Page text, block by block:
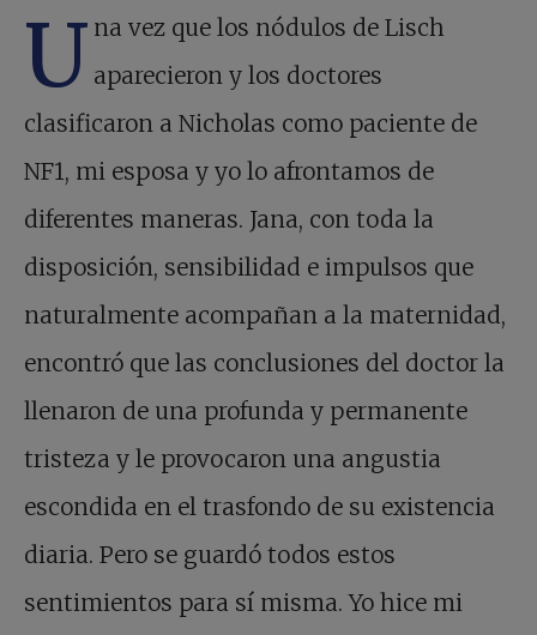
U na vez que los nódulos de Lisch
aparecieron y los doctores
clasificaron a Nicholas como paciente de
NF1, mi esposa y yo lo afrontamos de
diferentes maneras. Jana, con toda la
disposición, sensibilidad e impulsos que
naturalmente acompañan a la maternidad,
encontró que las conclusiones del doctor la
llenaron de una profunda y permanente
tristeza y le provocaron una angustia
escondida en el trasfondo de su existencia
diaria. Pero se guardó todos estos
sentimientos para sí misma. Yo hice mi